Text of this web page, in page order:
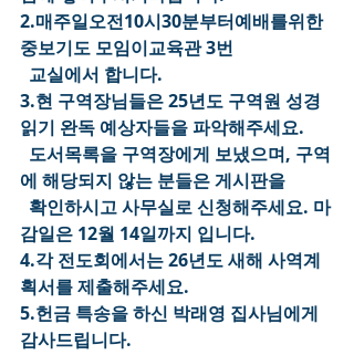
2.매주일오전10시30분부터예배를위한
중보기도 모임이교육관 3번
교실에서 합니다.
3.현 구역장님들은 25년도 구역원 성경
읽기 완독 예상자들을 파악해주세요.
도서목록을 구역장에게 보냈으며, 구역
에 해당되지 않는 분들은 게시판을
확인하시고 사무실로 신청해주세요. 마
감일은 12월 14일까지 입니다.
4.각 전도회에서는 26년도 새해 사역계
획서를 제출해주세요.
5.헌금 특송을 하신 박래영 집사님에게
감사드립니다.